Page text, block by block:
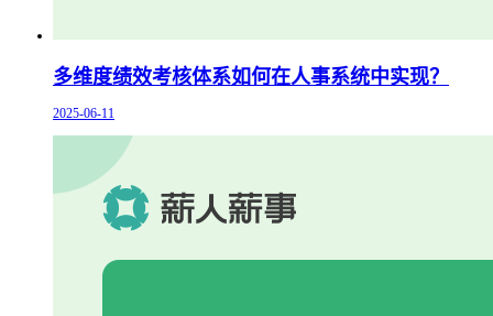
多维度绩效考核体系如何在人事系统中实现？
2025-06-11